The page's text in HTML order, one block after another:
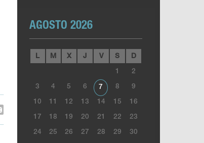
AGOSTO 2026
L M X J V S D
1 2
3 4 5 6 7 8 9
10 11 12 13 14 15 16
17 18 19 20 21 22 23
24 25 26 27 28 29 30